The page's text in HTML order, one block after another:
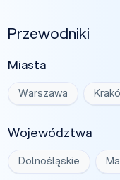
Przewodniki
Miasta
Warszawa
Województwa
Dolnośląskie